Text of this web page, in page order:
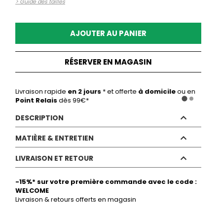
ou
SUIVI DE COMMANDE INVITÉ
ou
GOOGLE
AJOUTER AU PANIER
RÉSERVER EN MAGASIN
Livraison rapide en 2 jours * et offerte à domicileou en
Point Relaisdès 99€*
DESCRIPTION
Pantalon pantacourt uni à la coupe moderne et
confortable. Son design 5 poches apporte une
touche casual facile à associer pour des looks du
quotidien pleins de style. La mannequin mesure 1m75
Détails produit : Pantalon pantacourt uni, 5 poches.
Couleur :ORANGE
MATIÈRE & ENTRETIEN
Matières :
Tissu principal: 98% Coton, 2% Elasthanne
Entretien :
Lavage en machine - température maximale
30°C
LIVRAISON ET RETOUR
NOS MODES DE LIVRAISON :
En boutique
GRATUIT
-15%* sur votre première commande avec le code :
WELCOME
Livraison & retours offerts en magasin